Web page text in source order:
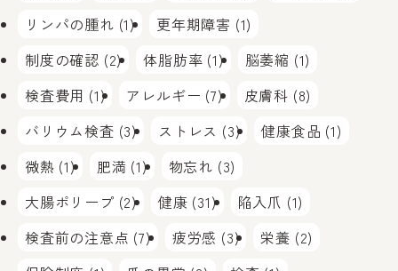
リンパの腫れ (1)
更年期障害 (1)
制度の確認 (2)
体脂肪率 (1)
脳萎縮 (1)
検査費用 (1)
アレルギー (7)
皮膚科 (8)
バリウム検査 (3)
ストレス (3)
健康食品 (1)
微熱 (1)
肥満 (1)
物忘れ (3)
大腸ポリープ (2)
健康 (31)
陥入爪 (1)
検査前の注意点 (7)
疲労感 (3)
栄養 (2)